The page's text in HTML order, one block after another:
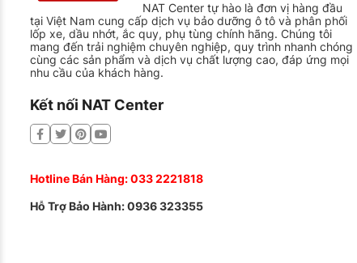
NAT Center tự hào là đơn vị hàng đầu
tại Việt Nam cung cấp dịch vụ bảo dưỡng ô tô và phân phối
lốp xe, dầu nhớt, ắc quy, phụ tùng chính hãng. Chúng tôi
mang đến trải nghiệm chuyên nghiệp, quy trình nhanh chóng
cùng các sản phẩm và dịch vụ chất lượng cao, đáp ứng mọi
nhu cầu của khách hàng.
Kết nối NAT Center
Hotline Bán Hàng:033 2221818
Hỗ Trợ Bảo Hành:0936 323355